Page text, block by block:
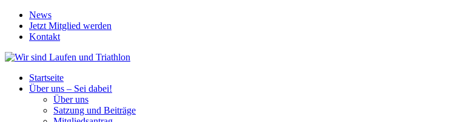
News
Jetzt Mitglied werden
Kontakt
Startseite
Über uns – Sei dabei!
Über uns
Satzung und Beiträge